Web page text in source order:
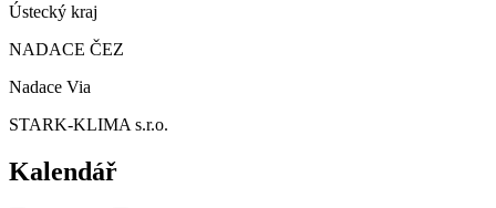
Ústecký kraj
NADACE ČEZ
Nadace Via
STARK-KLIMA s.r.o.
Kalendář